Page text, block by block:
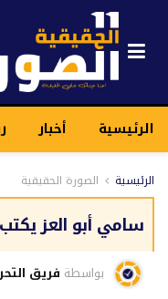
الرئيسية أخبار
الرئيسية الصورة الحقيقية
سامي أبو العز
بواسطة فريق